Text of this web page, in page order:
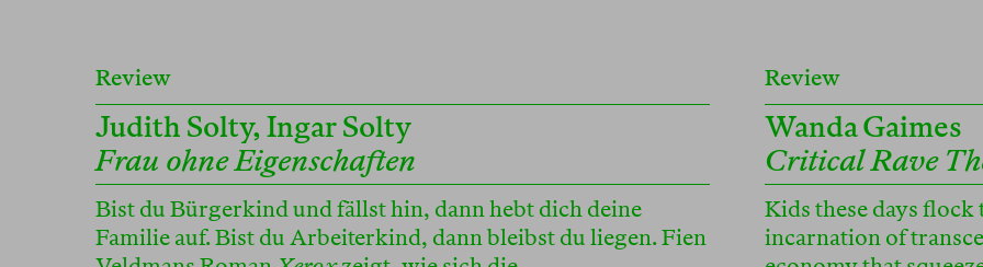
Review
Judith Solty, Ingar Solty
Frau ohne Eigenschaften
Bist du Bürgerkind und fällst hin, dann hebt dich deine
Familie auf. Bist du Arbeiterkind, dann bleibst du liegen. Fien
Review
Wanda Gaimes
Critical Rave
Kids these days flock
incarnation of